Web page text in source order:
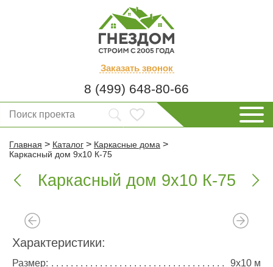
Заказать звонок
8 (499) 648-80-66
Главная > Каталог > Каркасные дома >
Каркасный дом 9х10 К-75
 Каркасный дом 9х10 К-75 
Характеристики:
Размер:
9х10 м